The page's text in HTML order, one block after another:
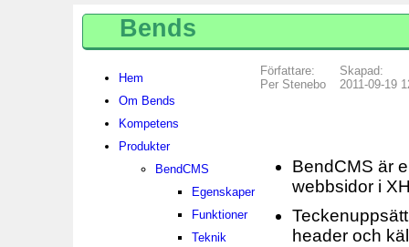
Bends
Hem
Om Bends
Kompetens
Produkter
BendCMS
Egenskaper
Funktioner
Teknik
Författare:
Per Stenebo
Skapad:
2011-09-19
BendCMS är
webbsidor i
header och